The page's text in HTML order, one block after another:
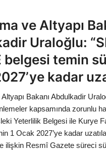
Kuruluşları
ve Altyapı
Uraloğlu:
belgesi temin
kadar
Altyapı Bakanı Abdulkadir
kapsamında zorunlu
Yeterlilik Belgesi ile Kurye
1 Ocak 2027’ye kadar
ilişkin Resmî Gazete süreci